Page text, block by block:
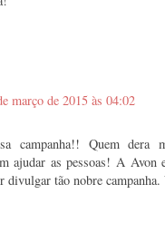
março de 2015 às 04:02
campanha!! Quem dera
ajudar as pessoas! A Avon
divulgar tão nobre